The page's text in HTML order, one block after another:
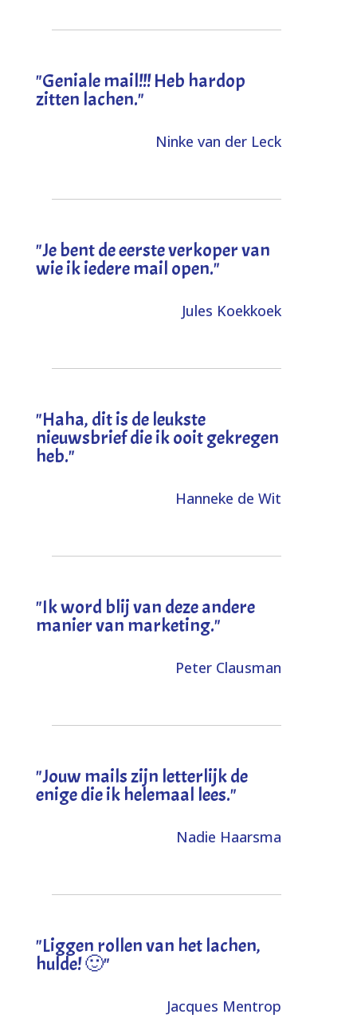
"Geniale mail!!! Heb hardop
zitten lachen."
Ninke van der Leck
"Je bent de eerste verkoper van
wie ik iedere mail open."
Jules Koekkoek
"Haha, dit is de leukste
nieuwsbrief die ik ooit gekregen
heb."
Hanneke de Wit
"Ik word blij van deze andere
manier van marketing."
Peter Clausman
"Jouw mails zijn letterlijk de
enige die ik helemaal lees."
Nadie Haarsma
"Liggen rollen van het lachen,
hulde! 🙂"
Jacques Mentrop